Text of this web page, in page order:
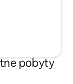
pobyty